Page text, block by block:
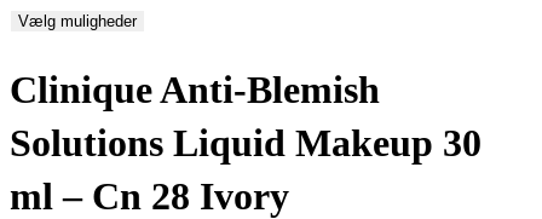
pris
320,00 kr.. 254,36 kr..
Vælg muligheder
Clinique Anti-Blemish
Solutions Liquid Makeup 30
ml – Cn 28 Ivory